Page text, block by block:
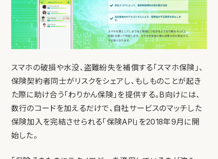
スマホの破損や水没、盗難紛失を補償する「スマホ保険」、
保険契約者同士がリスクをシェアし、もしものことが起き
た際に助け合う「わりかん保険」を提供する。B向けには、
数行のコードを加えるだけで、自社サービスのマッチした
保険加入を完結させられる「保険API」を2018年9月に開
始した。